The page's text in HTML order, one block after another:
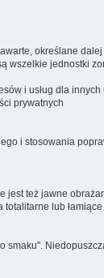
określane
wszelkie jednostki
i usług dla
prywatnych
i stosowania
też jawne
lub